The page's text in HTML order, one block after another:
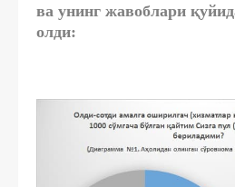
ва унинг жавоблари
олди: